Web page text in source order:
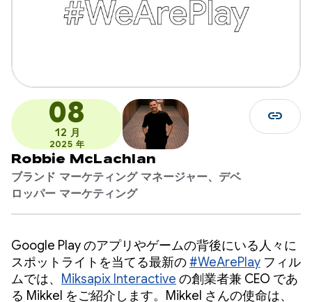
08
12 月
2025 年
Robbie McLachlan
ブランド マーケティング マネージャー、デベ
ロッパー マーケティング
link
Google Play のアプリやゲームの背後にいる人々に
スポットライトを当てる最新の#WeArePlay フィル
ムでは、 Miksapix Interactive の創業者兼 CEO であ
る Mikkel をご紹介します。Mikkel さんの使命は、